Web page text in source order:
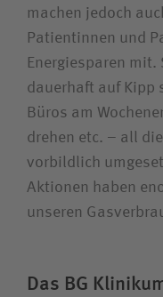
machen jedoch
Patientinnen und
Energiesparen
dauerhaft auf Kipp
Büros am
drehen etc. – all
vorbildlich
Aktionen haben
unseren
Das BG